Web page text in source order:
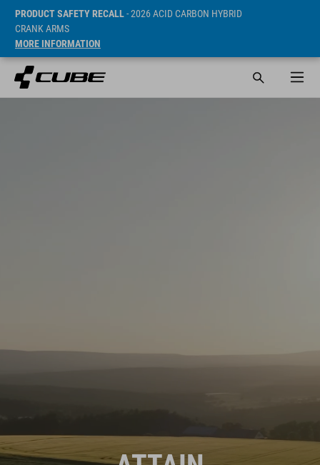
PRODUCT SAFETY RECALL- 2026 ACID CARBON HYBRID
CRANK ARMS
MORE INFORMATION